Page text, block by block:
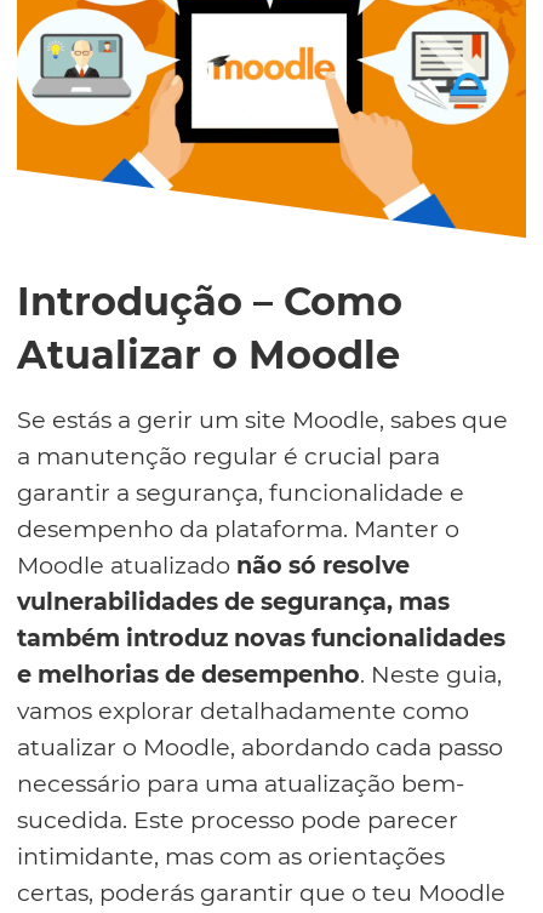
Introdução – Como
Atualizar o Moodle
Se estás a gerir um site Moodle, sabes que
a manutenção regular é crucial para
garantir a segurança, funcionalidade e
desempenho da plataforma. Manter o
Moodle atualizado não só resolve
vulnerabilidades de segurança, mas
também introduz novas funcionalidades
e melhorias de desempenho. Neste guia,
vamos explorar detalhadamente como
atualizar o Moodle, abordando cada passo
necessário para uma atualização bem-
sucedida. Este processo pode parecer
intimidante, mas com as orientações
certas, poderás garantir que o teu Moodle